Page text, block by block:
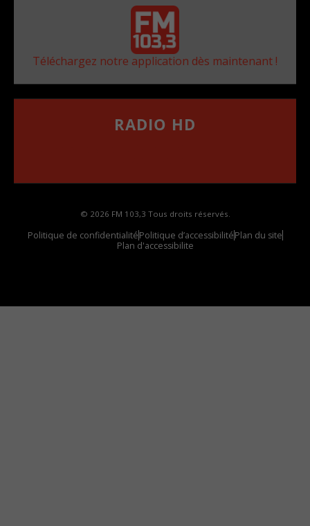
Téléchargez notre application dès maintenant !
RADIO HD
© 2026 FM 103,3 Tous droits réservés.
Politique de confidentialitéPolitique d’accessibilitéPlan du site
Plan d'accessibilite